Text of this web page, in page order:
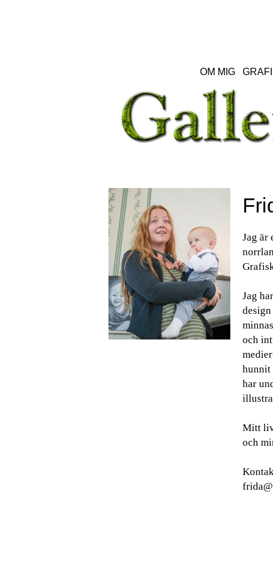
OM MIG
Jag är
Jag
design
och
hunnit
har
Mitt
och